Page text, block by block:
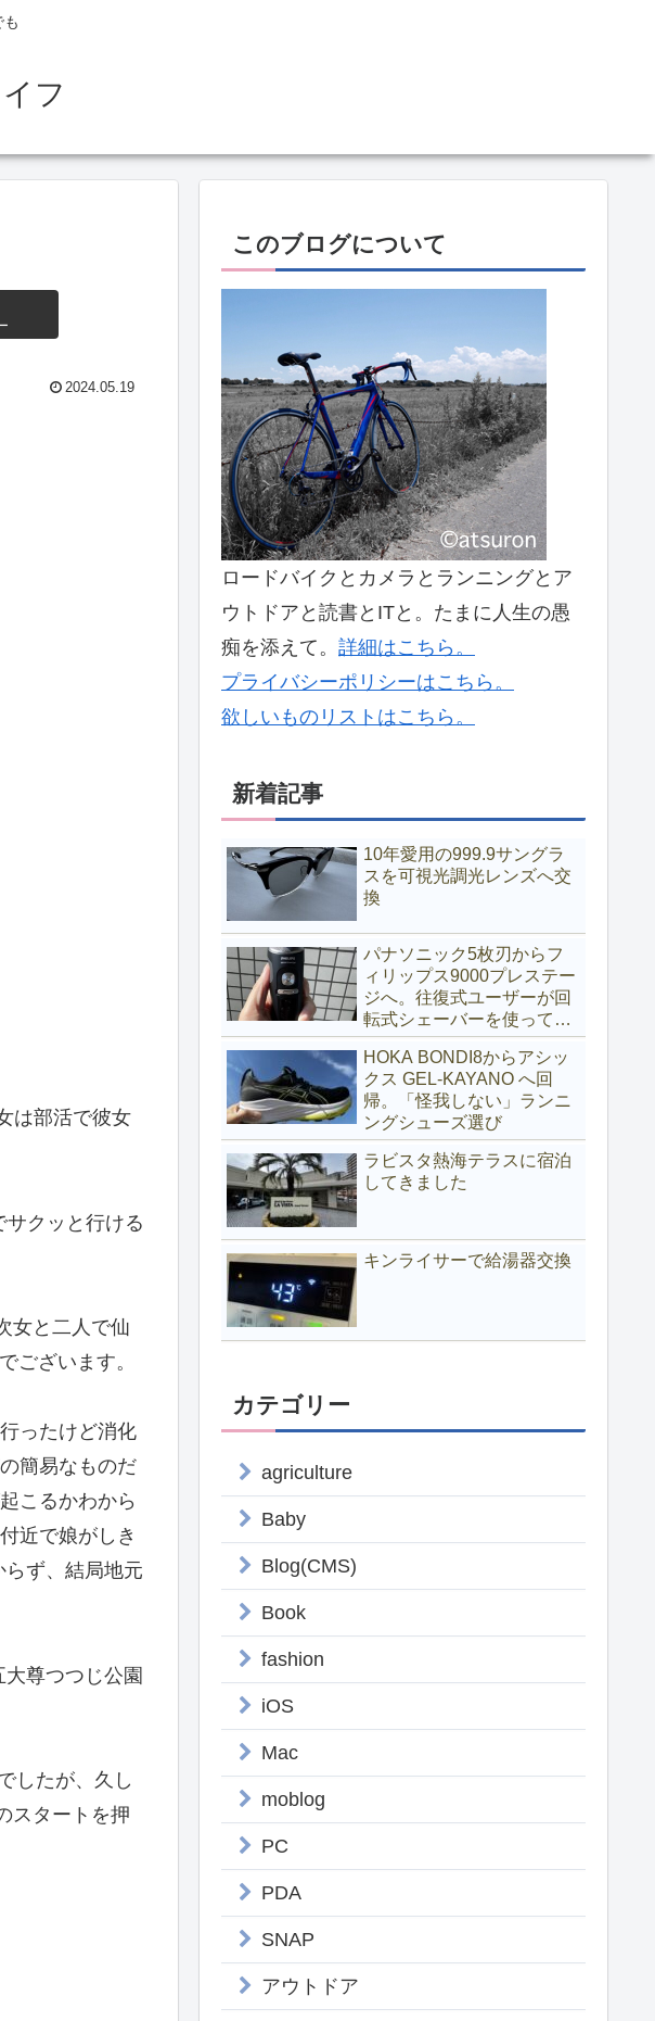
も
フ
2024.05.19
は部活で彼女
クッと行ける
女と二人で仙
ございます。
ったけど消化
簡易なものだ
こるかわから
近で娘がしき
ず、結局地元
尊つつじ公園
したが、久し
スタートを押
このブログについて
ロードバイクとカメラとランニングとア
ウトドアと読書とITと。たまに人生の愚
痴を添えて。 詳細はこちら。
プライバシーポリシーはこちら。
欲しいものリストはこちら。
新着記事
10年愛用の999.9サングラ
スを可視光調光レンズへ交
換
パナソニック5枚刃からフ
ィリップス9000プレステー
ジへ。往復式ユーザーが回
転式シェーバーを使ってみ
る
HOKA BONDI8からアシッ
クス GEL-KAYANO へ回
帰。「怪我しない」ランニ
ングシューズ選び
ラビスタ熱海テラスに宿泊
してきました
キンライサーで給湯器交換
カテゴリー
agriculture
Baby
Blog(CMS)
Book
fashion
iOS
Mac
moblog
PC
PDA
SNAP
アウトドア